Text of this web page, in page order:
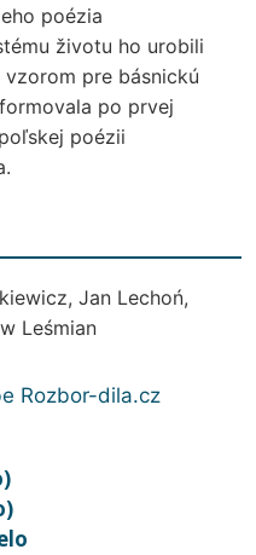
poézia
životu ho urobili
pre básnickú
po prvej
poézii
Jan Lechoń,
Leśmian
Rozbor-dila.cz